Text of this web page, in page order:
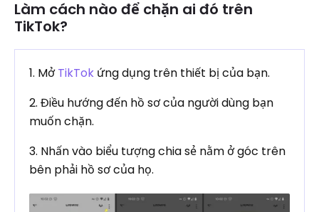
Làm cách nào để chặn ai đó trên
TikTok?
1. MởTikTok ứng dụng trên thiết bị của bạn.
2. Điều hướng đến hồ sơ của người dùng bạn
muốn chặn.
3. Nhấn vào biểu tượng chia sẻ nằm ở góc trên
bên phải hồ sơ của họ.